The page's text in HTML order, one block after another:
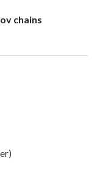
chains